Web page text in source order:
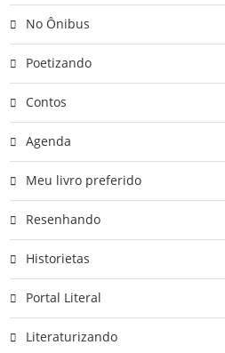
No Ônibus
Poetizando
Contos
Agenda
Meu livro preferido
Resenhando
Historietas
Portal Literal
Literaturizando